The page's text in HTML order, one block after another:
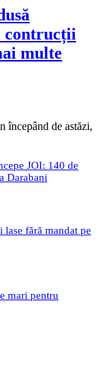
contrucții
multe
începând de astăzi,
JOI: 140 de
Darabani
fără mandat pe
mari pentru